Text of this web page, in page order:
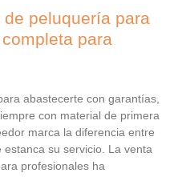
peluquería para
para
abastecerte con garantías,
con material de primera
marca la diferencia entre
su servicio. La venta
profesionales ha